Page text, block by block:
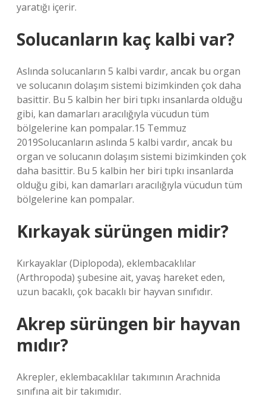
yaratığı içerir.
Solucanların kaç kalbi var?
Aslında solucanların 5 kalbi vardır, ancak bu organ
ve solucanın dolaşım sistemi bizimkinden çok daha
basittir. Bu 5 kalbin her biri tıpkı insanlarda olduğu
gibi, kan damarları aracılığıyla vücudun tüm
bölgelerine kan pompalar.15 Temmuz
2019Solucanların aslında 5 kalbi vardır, ancak bu
organ ve solucanın dolaşım sistemi bizimkinden çok
daha basittir. Bu 5 kalbin her biri tıpkı insanlarda
olduğu gibi, kan damarları aracılığıyla vücudun tüm
bölgelerine kan pompalar.
Kırkayak sürüngen midir?
Kırkayaklar (Diplopoda), eklembacaklılar
(Arthropoda) şubesine ait, yavaş hareket eden,
uzun bacaklı, çok bacaklı bir hayvan sınıfıdır.
Akrep sürüngen bir hayvan
mıdır?
Akrepler, eklembacaklılar takımının Arachnida
sınıfına ait bir takımıdır.